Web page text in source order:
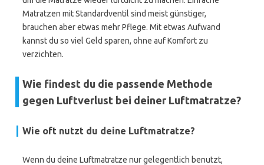
Matratzen mit Standardventil sind meist günstiger,
brauchen aber etwas mehr Pflege. Mit etwas Aufwand
kannst du so viel Geld sparen, ohne auf Komfort zu
verzichten.
Wie findest du die passende Methode
gegen Luftverlust bei deiner Luftmatratze?
Wie oft nutzt du deine Luftmatratze?
Wenn du deine Luftmatratze nur gelegentlich benutzt,